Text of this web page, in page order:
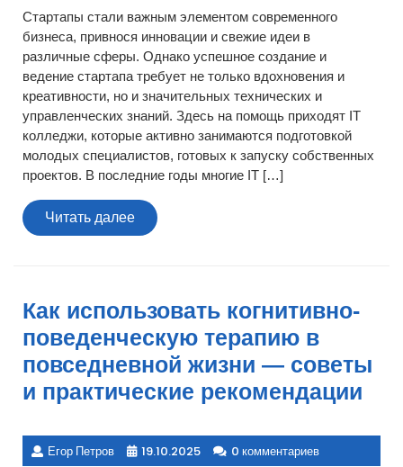
Стартапы стали важным элементом современного
бизнеса, привнося инновации и свежие идеи в
различные сферы. Однако успешное создание и
ведение стартапа требует не только вдохновения и
креативности, но и значительных технических и
управленческих знаний. Здесь на помощь приходят IT
колледжи, которые активно занимаются подготовкой
молодых специалистов, готовых к запуску собственных
проектов. В последние годы многие IT […]
Читать далееЧитать
далее
Как использовать когнитивно-
поведенческую терапию в
повседневной жизни — советы
и практические рекомендации
Егор Петров 19.10.2025 0 комментариев